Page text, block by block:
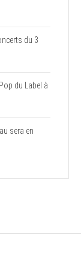
du 3
du Label à
sera en